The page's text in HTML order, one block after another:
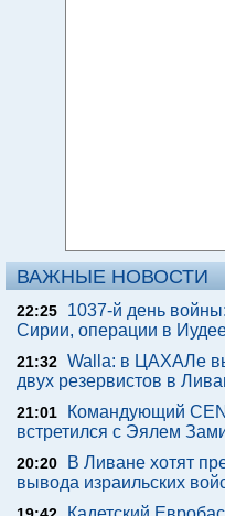
ВАЖНЫЕ НОВОСТИ
22:25
1037-й день
Сирии, операции в
21:32 Walla: в ЦАХАЛе
двух резервистов в
21:01
Командующий
встретился с Эялем
20:20
В Ливане хотят
вывода израильских